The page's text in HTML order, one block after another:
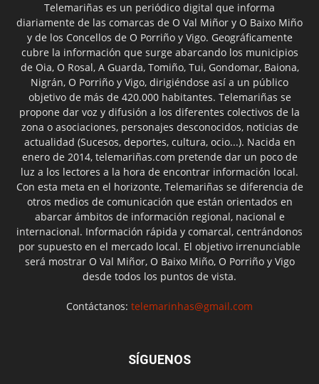
Telemariñas es un periódico digital que informa
diariamente de las comarcas de O Val Miñor y O Baixo Miño
y de los Concellos de O Porriño y Vigo. Geográficamente
cubre la información que surge abarcando los municipios
de Oia, O Rosal, A Guarda, Tomiño, Tui, Gondomar, Baiona,
Nigrán, O Porriño y Vigo, dirigiéndose así a un público
objetivo de más de 420.000 habitantes. Telemariñas se
propone dar voz y difusión a los diferentes colectivos de la
zona o asociaciones, personajes desconocidos, noticias de
actualidad (Sucesos, deportes, cultura, ocio...). Nacida en
enero de 2014, telemariñas.com pretende dar un poco de
luz a los lectores a la hora de encontrar información local.
Con esta meta en el horizonte, Telemariñas se diferencia de
otros medios de comunicación que están orientados en
abarcar ámbitos de información regional, nacional e
internacional. Información rápida y comarcal, centrándonos
por supuesto en el mercado local. El objetivo irrenunciable
será mostrar O Val Miñor, O Baixo Miño, O Porriño y Vigo
desde todos los puntos de vista.
Contáctanos: telemarinhas@gmail.com
SÍGUENOS